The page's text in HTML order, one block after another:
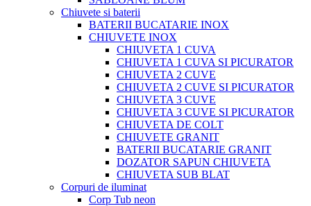
Chiuvete si baterii
BATERII BUCATARIE INOX
CHIUVETE INOX
CHIUVETA 1 CUVA
CHIUVETA 1 CUVA SI PICURATOR
CHIUVETA 2 CUVE
CHIUVETA 2 CUVE SI PICURATOR
CHIUVETA 3 CUVE
CHIUVETA 3 CUVE SI PICURATOR
CHIUVETA DE COLT
CHIUVETE GRANIT
BATERII BUCATARIE GRANIT
DOZATOR SAPUN CHIUVETA
CHIUVETA SUB BLAT
Corpuri de iluminat
Corp Tub neon